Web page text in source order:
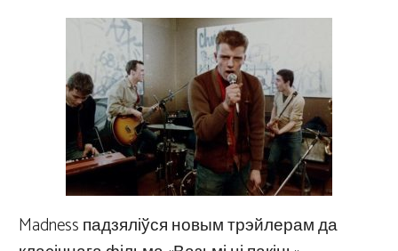
Madness падзяліўся новым трэйлерам да